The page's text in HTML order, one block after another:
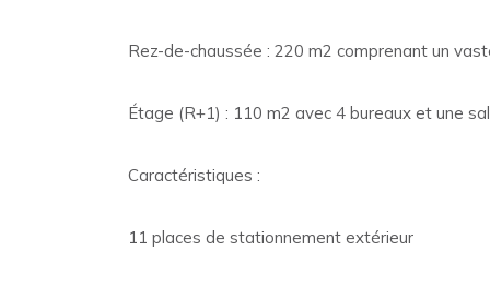
Rez-de-chaussée : 220 m2 comprenant un
Étage (R+1) : 110 m2 avec 4 bureaux et une
Caractéristiques :
11 places de stationnement extérieur